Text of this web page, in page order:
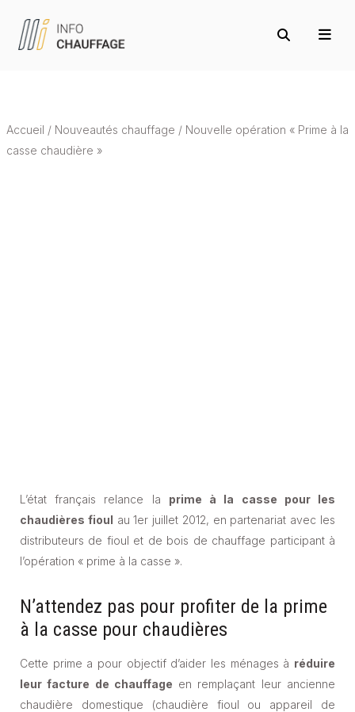
Accueil / Nouveautés chauffage / Nouvelle opération « Prime à la
casse chaudière »
L’état français relance la prime à la casse pour les
chaudières fioul au 1er juillet 2012, en partenariat avec les
distributeurs de fioul et de bois de chauffage participant à
l’opération « prime à la casse ».
N’attendez pas pour profiter de la prime
à la casse pour chaudières
Cette prime a pour objectif d’aider les ménages à réduire
leur facture de chauffage en remplaçant leur ancienne
chaudière domestique (chaudière fioul ou appareil de